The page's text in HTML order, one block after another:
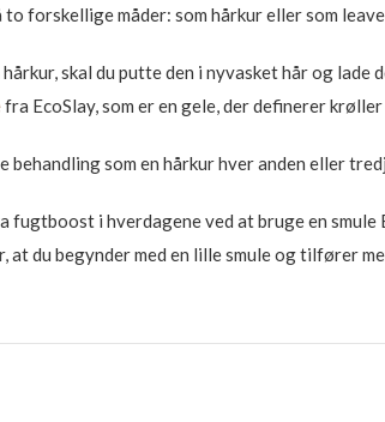
to forskellige måder: som hårkur eller som
skal du putte den i nyvasket hår og
fra EcoSlay, som er en gele, der definerer
behandling som en hårkur hver anden eller
fugtboost i hverdagene ved at bruge en
du begynder med en lille smule og tilfører